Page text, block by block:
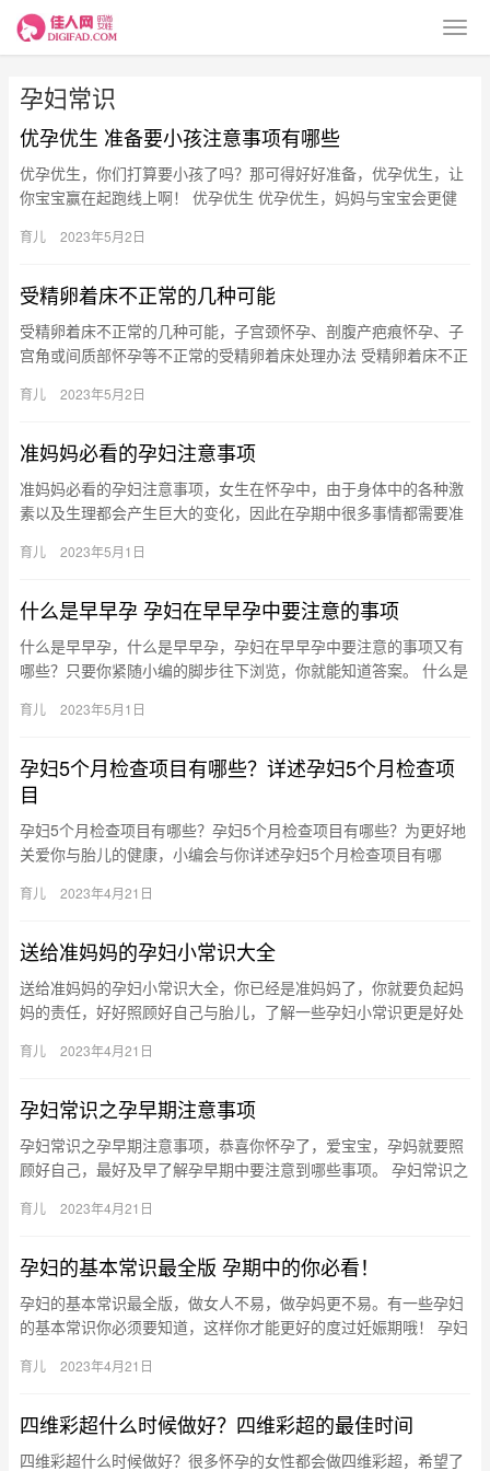
孕妇常识
优孕优生 准备要小孩注意事项有哪些
优孕优生，你们打算要小孩了吗？那可得好好准备，优孕优生，让
你宝宝赢在起跑线上啊！ 优孕优生 优孕优生，妈妈与宝宝会更健
备…
育儿 2023年5月2日
受精卵着床不正常的几种可能
受精卵着床不正常的几种可能，子宫颈怀孕、剖腹产疤痕怀孕、子
宫角或间质部怀孕等不正常的受精卵着床处理办法 受精卵着床不正
该…
育儿 2023年5月2日
准妈妈必看的孕妇注意事项
准妈妈必看的孕妇注意事项，女生在怀孕中，由于身体中的各种激
素以及生理都会产生巨大的变化，因此在孕期中很多事情都需要准
的孕…
育儿 2023年5月1日
什么是早早孕 孕妇在早早孕中要注意的事项
什么是早早孕，什么是早早孕，孕妇在早早孕中要注意的事项又有
哪些？只要你紧随小编的脚步往下浏览，你就能知道答案。 什么是
早…
育儿 2023年5月1日
孕妇5个月检查项目有哪些？详述孕妇5个月检查项
目
孕妇5个月检查项目有哪些？孕妇5个月检查项目有哪些？为更好地
关爱你与胎儿的健康，小编会与你详述孕妇5个月检查项目有哪
孕…
育儿 2023年4月21日
送给准妈妈的孕妇小常识大全
送给准妈妈的孕妇小常识大全，你已经是准妈妈了，你就要负起妈
妈的责任，好好照顾好自己与胎儿，了解一些孕妇小常识更是好处
妈营…
育儿 2023年4月21日
孕妇常识之孕早期注意事项
孕妇常识之孕早期注意事项，恭喜你怀孕了，爱宝宝，孕妈就要照
顾好自己，最好及早了解孕早期中要注意到哪些事项。 孕妇常识之
知…
育儿 2023年4月21日
孕妇的基本常识最全版 孕期中的你必看！
孕妇的基本常识最全版，做女人不易，做孕妈更不易。有一些孕妇
的基本常识你必须要知道，这样你才能更好的度过妊娠期哦！ 孕妇
本…
育儿 2023年4月21日
四维彩超什么时候做好？四维彩超的最佳时间
四维彩超什么时候做好？很多怀孕的女性都会做四维彩超，希望了